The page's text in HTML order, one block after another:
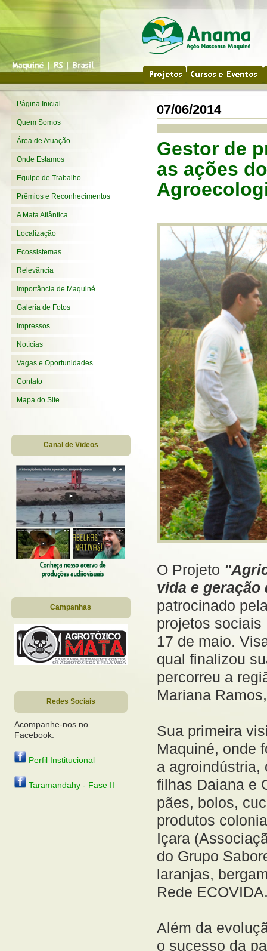
Página Inicial
Quem Somos
Área de Atuação
Onde Estamos
Equipe de Trabalho
Prêmios e Reconhecimentos
A Mata Atlântica
Localização
Ecossistemas
Relevância
Importância de Maquiné
Galeria de Fotos
Impressos
Notícias
Vagas e Oportunidades
Contato
Mapa do Site
Canal de Videos
Campanhas
Redes Sociais
Acompanhe-nos no
Facebook:
Perfil Institucional
Taramandahy - Fase II
07/06/2014
Gestor de
as ações
O Projeto
vida e geração
patrocinado
projetos sociais
17 de maio.
qual finalizou
percorreu a
Mariana
Sua primeira
Maquiné, onde
a agroindústria,
filhas Daiana e
pães, bolos,
produtos
Içara
do Grupo
laranjas,
Rede
Além da
o sucesso da